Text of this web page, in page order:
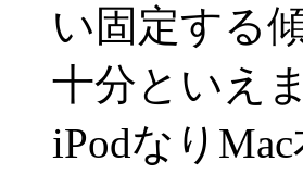
い固定する
十分といえ
iPodなり